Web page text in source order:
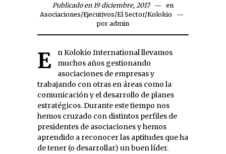
Publicado en 19 diciembre, 2017
en
Asociaciones/Ejecutivos/El Sector/Kolokio
por admin
En Kolokio International llevamos
muchos años gestionando
asociaciones de empresas y
trabajando con otras en áreas como la
comunicación y el desarrollo de planes
estratégicos. Durante este tiempo nos
hemos cruzado con distintos perfiles de
presidentes de asociaciones y hemos
aprendido a reconocer las aptitudes que ha
de tener (o desarrollar) un buen líder.